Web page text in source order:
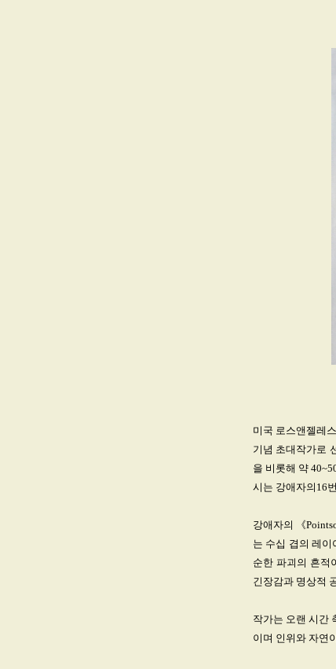
미국 로스앤젤레
기념 초대작가로
을 비롯해 약
시는 강애자의16
강애자의 《
는 수십 겹의 레
순한 파괴의 흔적
긴장감과 명상적
작가는 오랜 시간
이며 인위와 자연